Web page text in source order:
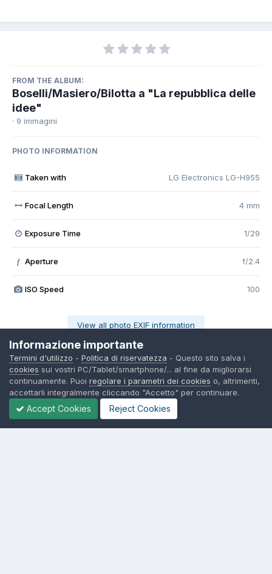
FROM THE ALBUM:
Boselli/Masiero/Bilotta a "La repubblica delle
idee"
· 9 immagini
PHOTO INFORMATION
Taken with LG Electronics LG-H955
Focal Length 4 mm
Exposure Time 1/29
f Aperture f/2.4
ISO Speed 100
View all photo EXIF information
Share Seguono 0
Informazione importante
Termini d'utilizzo - Politica di riservatezza - Questo sito salva i
cookies sui vostri PC/Tablet/smartphone/... al fine da migliorarsi
continuamente. Puoi regolare i parametri dei cookies o, altrimenti,
accettarli integralmente cliccando "Accetto" per continuare.
Accept Cookies Reject Cookies